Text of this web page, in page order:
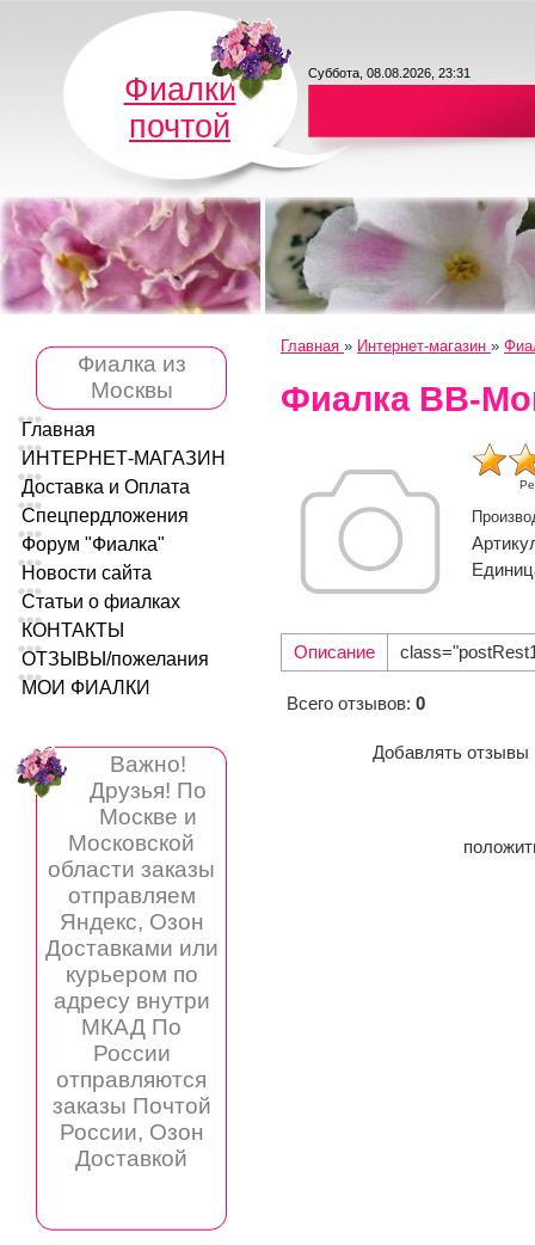
Фиалки
почтой
Суббота, 08.08.2026, 23:31
Фиалка из
Москвы
Главная
ИНТЕРНЕТ-МАГАЗИН
Доставка и Оплата
Спецпердложения
Форум "Фиалка"
Новости сайта
Статьи о фиалках
КОНТАКТЫ
ОТЗЫВЫ/пожелания
МОИ ФИАЛКИ
Важно!
Друзья! По
Москве и
Московской
области заказы
отправляем
Яндекс, Озон
Доставками или
курьером по
адресу внутри
МКАД По
России
отправляются
заказы Почтой
России, Озон
Доставкой
Главная » Интернет-магазин »
Фиалка ВВ-
Описание
Всего отзывов: 0
Добавлять отзывы